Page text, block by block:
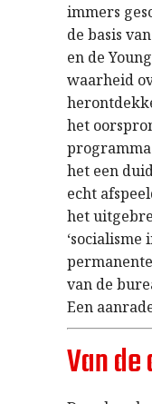
immers
de basis
en de
waarheid
het
het een
echt
het
‘socialisme
van de
Een
Van